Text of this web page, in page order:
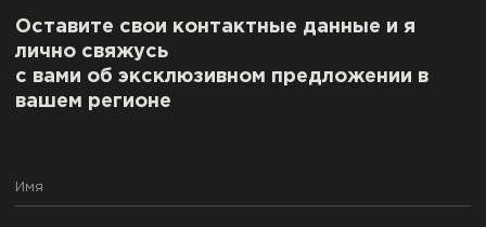
Оставите свои контактные данные и я
лично свяжусь
с вами об эксклюзивном предложении в
вашем регионе